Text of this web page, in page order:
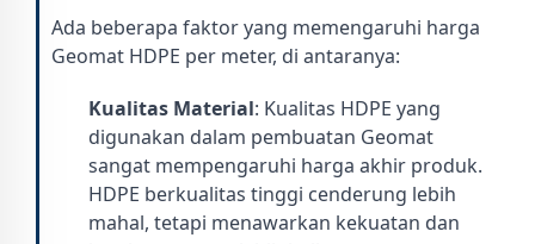
Ada beberapa faktor yang memengaruhi harga
Geomat HDPE per meter, di antaranya:
Kualitas Material: Kualitas HDPE yang
digunakan dalam pembuatan Geomat
sangat mempengaruhi harga akhir produk.
HDPE berkualitas tinggi cenderung lebih
mahal, tetapi menawarkan kekuatan dan